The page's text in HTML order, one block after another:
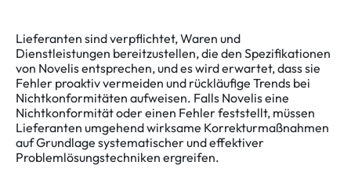
Lieferanten sind verpflichtet, Waren und
Dienstleistungen bereitzustellen, die den Spezifikationen
von Novelis entsprechen, und es wird erwartet, dass sie
Fehler proaktiv vermeiden und rückläufige Trends bei
Nichtkonformitäten aufweisen. Falls Novelis eine
Nichtkonformität oder einen Fehler feststellt, müssen
Lieferanten umgehend wirksame Korrekturmaßnahmen
auf Grundlage systematischer und effektiver
Problemlösungstechniken ergreifen.